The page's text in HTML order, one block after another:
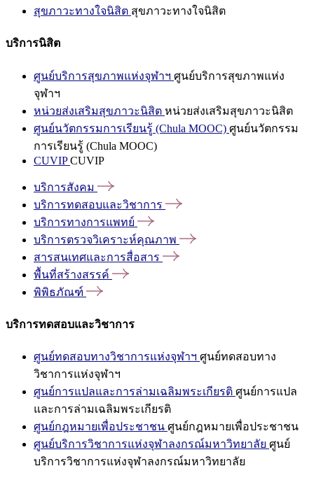
สุขภาวะทางใจนิสิต สุขภาวะทางใจนิสิต
บริการนิสิต
ศูนย์บริการสุขภาพแห่งจุฬาฯ ศูนย์บริการสุขภาพแห่ง
จุฬาฯ
หน่วยส่งเสริมสุขภาวะนิสิต หน่วยส่งเสริมสุขภาวะนิสิต
ศูนย์นวัตกรรมการเรียนรู้ (Chula MOOC) ศูนย์นวัตกรรม
การเรียนรู้ (Chula MOOC)
CUVIPCUVIP
บริการสังคม
บริการทดสอบและวิชาการ
บริการทางการแพทย์
บริการตรวจวิเคราะห์คุณภาพ
สารสนเทศและการสื่อสาร
พื้นที่สร้างสรรค์
พิพิธภัณฑ์
บริการทดสอบและวิชาการ
ศูนย์ทดสอบทางวิชาการแห่งจุฬาฯ ศูนย์ทดสอบทาง
วิชาการแห่งจุฬาฯ
ศูนย์การแปลและการล่ามเฉลิมพระเกียรติ ศูนย์การแปล
และการล่ามเฉลิมพระเกียรติ
ศูนย์กฎหมายเพื่อประชาชน ศูนย์กฎหมายเพื่อประชาชน
ศูนย์บริการวิชาการแห่งจุฬาลงกรณ์มหาวิทยาลัย ศูนย์
บริการวิชาการแห่งจุฬาลงกรณ์มหาวิทยาลัย